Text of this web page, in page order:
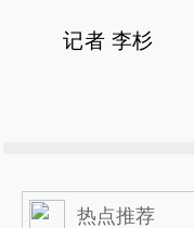
记者 李杉
热点推荐